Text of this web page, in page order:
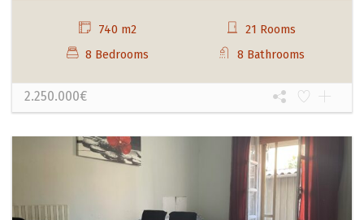
740 m2
21 Rooms
8 Bedrooms
8 Bathrooms
2.250.000€